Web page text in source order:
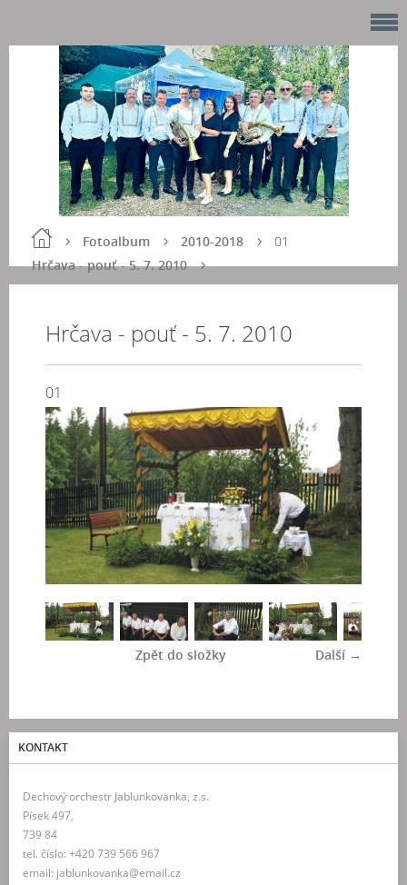
Fotoalbum
2010-2018
Hrčava - pouť - 5. 7. 2010
01
Hrčava - pouť - 5. 7. 2010
01
Další →
Zpět do složky
KONTAKT
Dechový orchestr Jablunkovanka, z.s.
Písek 497,
739 84
tel. číslo: +420 739 566 967
email: jablunkovanka@email.cz